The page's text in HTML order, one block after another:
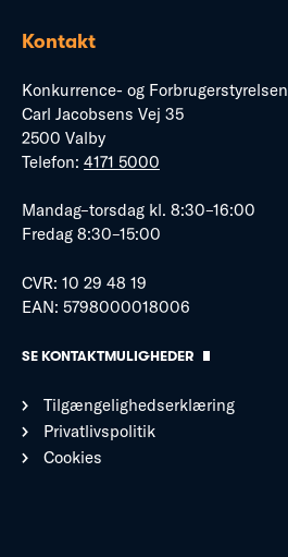
Kontakt
Konkurrence- og Forbrugerstyrelsen
Carl Jacobsens Vej 35
2500 Valby
Telefon: 4171 5000
Mandag–torsdag kl. 8:30–16:00
Fredag 8:30–15:00
CVR: 10 29 48 19
EAN: 5798000018006
SE KONTAKTMULIGHEDER
Tilgængelighedserklæring
Privatlivspolitik
Cookies